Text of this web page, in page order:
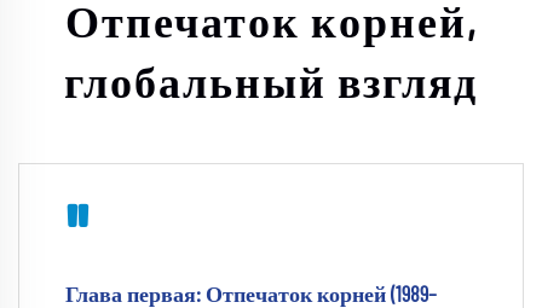
Отпечаток корней,
глобальный взгляд
"
Глава первая: Отпечаток корней (1989–